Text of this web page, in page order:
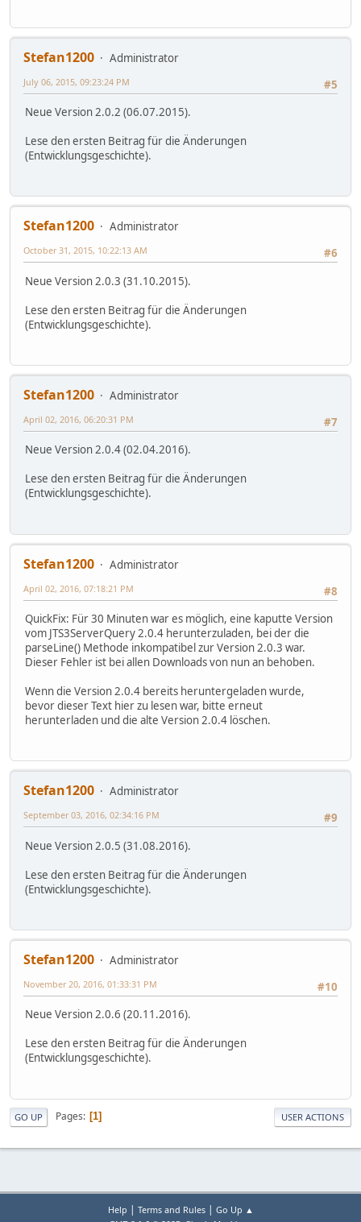
Stefan1200
Administrator
#5
July 06, 2015, 09:23:24 PM
Neue Version 2.0.2 (06.07.2015).
Lese den ersten Beitrag für die Änderungen
(Entwicklungsgeschichte).
Stefan1200
Administrator
#6
October 31, 2015, 10:22:13 AM
Neue Version 2.0.3 (31.10.2015).
Lese den ersten Beitrag für die Änderungen
(Entwicklungsgeschichte).
Stefan1200
Administrator
#7
April 02, 2016, 06:20:31 PM
Neue Version 2.0.4 (02.04.2016).
Lese den ersten Beitrag für die Änderungen
(Entwicklungsgeschichte).
Stefan1200
Administrator
#8
April 02, 2016, 07:18:21 PM
QuickFix: Für 30 Minuten war es möglich, eine kaputte Version
vom JTS3ServerQuery 2.0.4 herunterzuladen, bei der die
parseLine() Methode inkompatibel zur Version 2.0.3 war.
Dieser Fehler ist bei allen Downloads von nun an behoben.
Wenn die Version 2.0.4 bereits heruntergeladen wurde,
bevor dieser Text hier zu lesen war, bitte erneut
herunterladen und die alte Version 2.0.4 löschen.
Stefan1200
Administrator
#9
September 03, 2016, 02:34:16 PM
Neue Version 2.0.5 (31.08.2016).
Lese den ersten Beitrag für die Änderungen
(Entwicklungsgeschichte).
Stefan1200
Administrator
#10
November 20, 2016, 01:33:31 PM
Neue Version 2.0.6 (20.11.2016).
Lese den ersten Beitrag für die Änderungen
(Entwicklungsgeschichte).
GO UP Pages 1 USER ACTIONS
Help | Terms and Rules| Go Up ▲